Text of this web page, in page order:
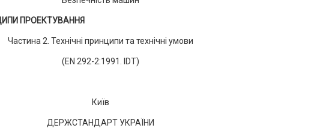
ПРОЕКТУВАННЯ
Частина 2. Технічні принципи та технічні умови
(EN 292-2:1991. IDT)
Київ
ДЕРЖСТАНДАРТ УКРАЇНИ